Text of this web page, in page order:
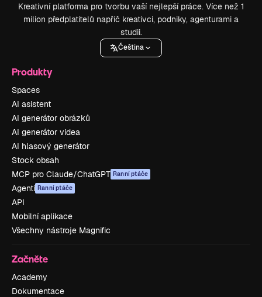
Kreativní platforma pro tvorbu vaší nejlepší práce. Více než 1
milion předplatitelů napříč kreativci, podniky, agenturami a
studii.
Čeština
Produkty
Spaces
AI asistent
AI generátor obrázků
AI generátor videa
AI hlasový generátor
Stock obsah
MCP pro Claude/ChatGPT Ranní ptáče
Agenti Ranní ptáče
API
Mobilní aplikace
Všechny nástroje Magnific
Začněte
Academy
Dokumentace